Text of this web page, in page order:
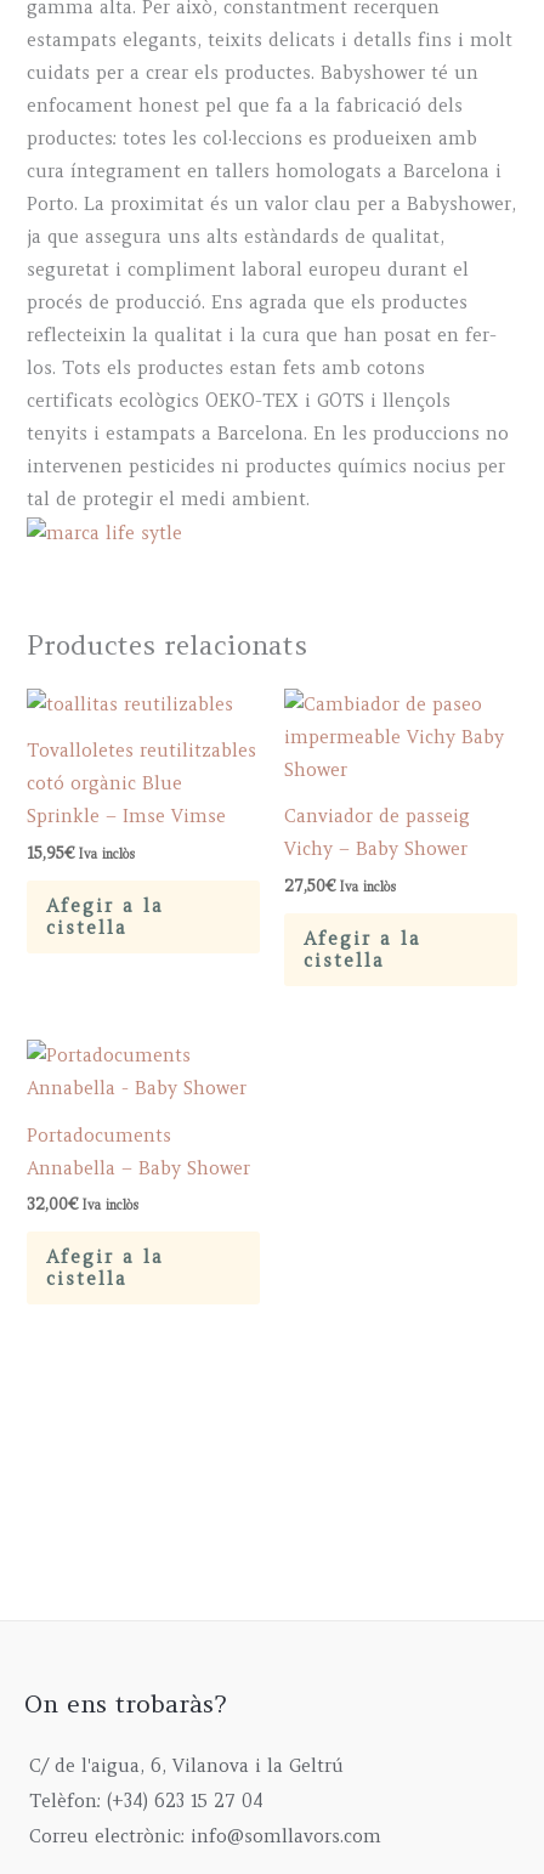
gamma alta. Per això, constantment recerquen
estampats elegants, teixits delicats i detalls fins i molt
cuidats per a crear els productes. Babyshower té un
enfocament honest pel que fa a la fabricació dels
productes: totes les col·leccions es produeixen amb
cura íntegrament en tallers homologats a Barcelona i
Porto. La proximitat és un valor clau per a Babyshower,
ja que assegura uns alts estàndards de qualitat,
seguretat i compliment laboral europeu durant el
procés de producció. Ens agrada que els productes
reflecteixin la qualitat i la cura que han posat en fer-
los. Tots els productes estan fets amb cotons
certificats ecològics OEKO-TEX i GOTS i llençols
tenyits i estampats a Barcelona. En les produccions no
intervenen pesticides ni productes químics nocius per
tal de protegir el medi ambient.
Productes relacionats
Tovalloletes reutilitzables
cotó orgànic Blue
Sprinkle – Imse Vimse
15,95€ Iva inclòs
Afegir a la
cistella
Canviador de passeig
Vichy – Baby Shower
27,50€ Iva inclòs
Afegir a la
cistella
Portadocuments
Annabella – Baby Shower
32,00€ Iva inclòs
Afegir a la
cistella
On ens trobaràs?
C/ de l'aigua, 6, Vilanova i la Geltrú
Telèfon: (+34) 623 15 27 04
Correu electrònic: info@somllavors.com